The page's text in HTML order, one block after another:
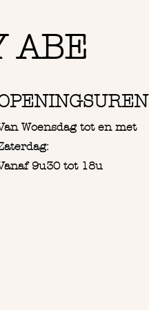
ABE
Woensdag tot en met
9u30 tot 18u